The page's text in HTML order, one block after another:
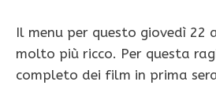
Il menu per questo giovedì
molto più ricco. Per questa
completo dei film in prima